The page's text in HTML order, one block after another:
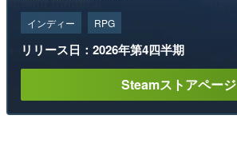
インディー RPG
リリース日：2026年第4四半期
Steamストアページ